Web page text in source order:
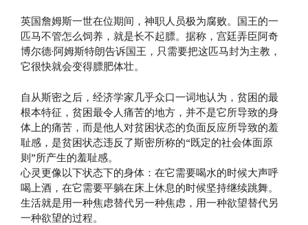
英国詹姆斯一世在位期间，神职人员极为腐败。国王的一
匹马不管怎么饲养，就是长不起膘。据称，宫廷弄臣阿奇
博尔德·阿姆斯特朗告诉国王，只需要把这匹马封为主教，
它很快就会变得膘肥体壮。
自从斯密之后，经济学家几乎众口一词地认为，贫困的最
根本特征，贫困最令人痛苦的地方，并不是它所导致的身
体上的痛苦，而是他人对贫困状态的负面反应所导致的羞
耻感，是贫困状态违反了斯密所称的“既定的社会体面原
则”所产生的羞耻感。
心灵更像以下状态下的身体：在它需要喝水的时候大声呼
喝上酒，在它需要平躺在床上休息的时候坚持继续跳舞。
生活就是用一种焦虑替代另一种焦虑，用一种欲望替代另
一种欲望的过程。